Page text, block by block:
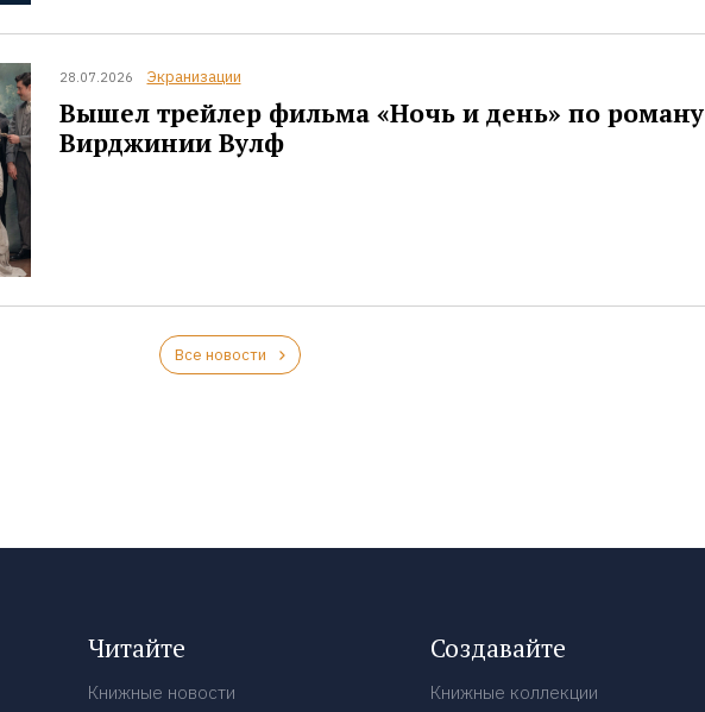
28.07.2026 Экранизации
Вышел трейлер фильма «Ночь и день» по роману
Вирджинии Вулф
Все новости
Читайте
Книжные новости
Создавайте
Книжные коллекции